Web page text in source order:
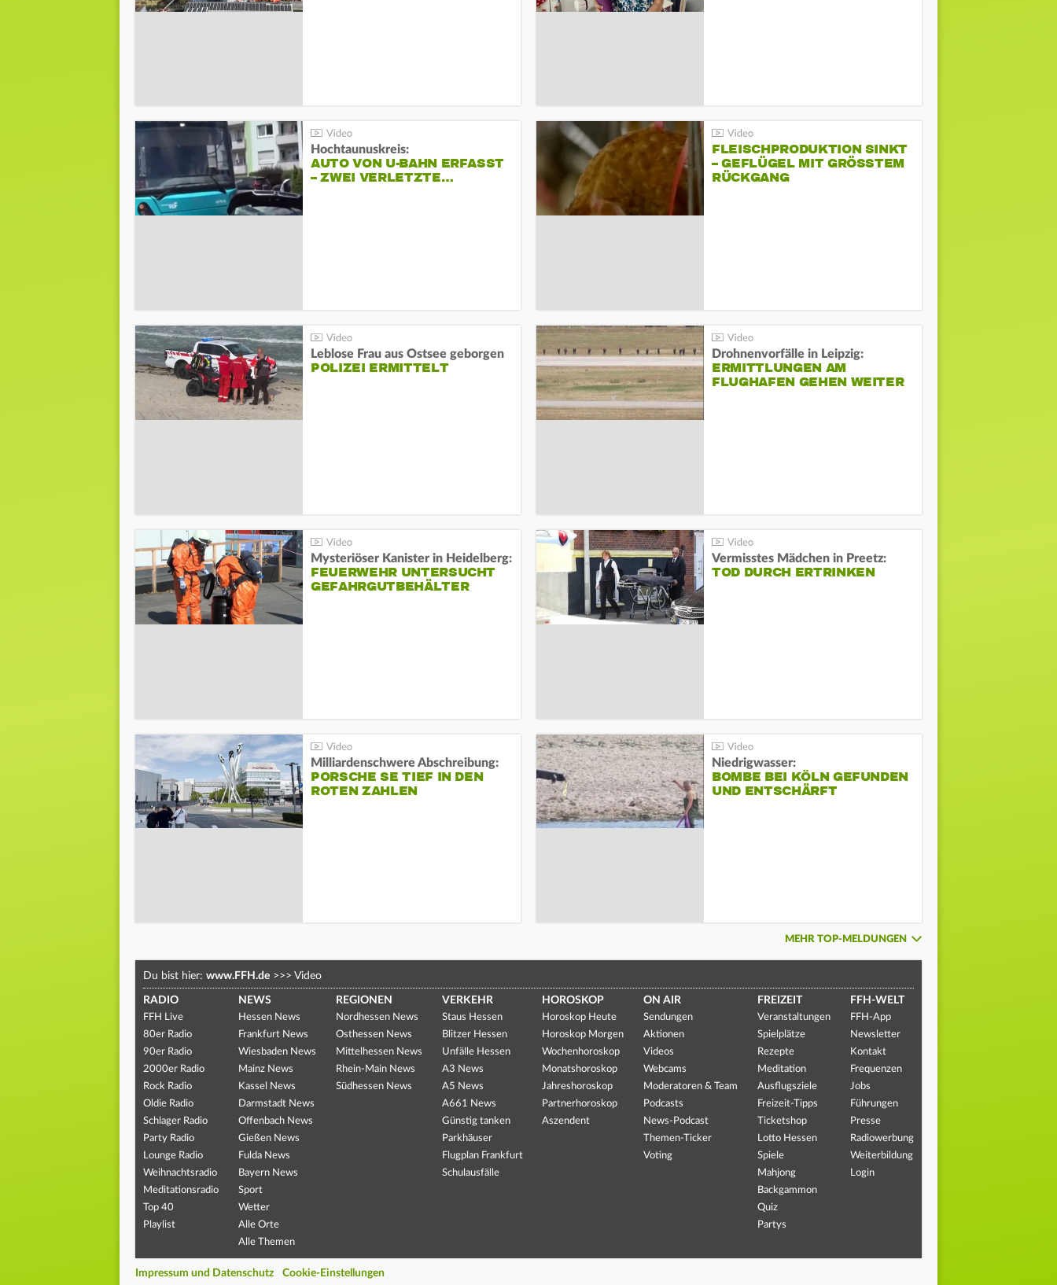
Hochtaunuskreis:
AUTO VON U-BAHN ERFASST
– ZWEI VERLETZTE…
FLEISCHPRODUKTION SINKT
– GEFLÜGEL MIT GRÖSSTEM R
ÜCKGANG
Leblose Frau aus Ostsee geborgen
POLIZEI ERMITTELT
Drohnenvorfälle in Leipzig:
ERMITTLUNGEN AM
FLUGHAFEN GEHEN WEITER
Mysteriöser Kanister in Heidelberg:
FEUERWEHR UNTERSUCHT
GEFAHRGUTBEHÄLTER
Vermisstes Mädchen in Preetz:
TOD DURCH ERTRINKEN
Milliardenschwere Abschreibung:
PORSCHE SE TIEF IN DEN
ROTEN ZAHLEN
Niedrigwasser:
BOMBE BEI KÖLN GEFUNDEN
UND ENTSCHÄRFT
MEHR TOP-MELDUNGEN
Du bist hier: www.FFH.de >>> Video
RADIO
FFH Live
80er Radio
90er Radio
2000er Radio
Rock Radio
Oldie Radio
Schlager Radio
Party Radio
Lounge Radio
Weihnachtsradio
Meditationsradio
Top 40
Playlist
NEWS
Hessen News
Frankfurt News
Wiesbaden News
Mainz News
Kassel News
Darmstadt News
Offenbach News
Gießen News
Fulda News
Bayern News
Sport
Wetter
Alle Orte
Alle Themen
REGIONEN
Nordhessen News
Osthessen News
Mittelhessen News
Rhein-Main News
Südhessen News
VERKEHR
Staus Hessen
Blitzer Hessen
Unfälle Hessen
A3 News
A5 News
A661 News
Günstig tanken
Parkhäuser
Flugplan Frankfurt
Schulausfälle
HOROSKOP
Horoskop Heute
Horoskop Morgen
Wochenhoroskop
Monatshoroskop
Jahreshoroskop
Partnerhoroskop
Aszendent
ON AIR
Sendungen
Aktionen
Videos
Webcams
Moderatoren & Team
Podcasts
News-Podcast
Themen-Ticker
Voting
FREIZEIT
Veranstaltungen
Spielplätze
Rezepte
Meditation
Ausflugsziele
Freizeit-Tipps
Ticketshop
Lotto Hessen
Spiele
Mahjong
Backgammon
Quiz
Partys
FFH-WELT
FFH-App
Newsletter
Kontakt
Frequenzen
Jobs
Führungen
Presse
Radiowerbung
Weiterbildung
Login
Impressum und Datenschutz Cookie-Einstellungen